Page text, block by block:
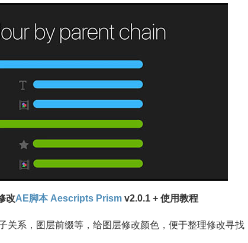
改AE脚本 Aescripts Prismv2.0.1 + 使用教程
关系，图层前缀等，给图层修改颜色，便于整理修改寻找